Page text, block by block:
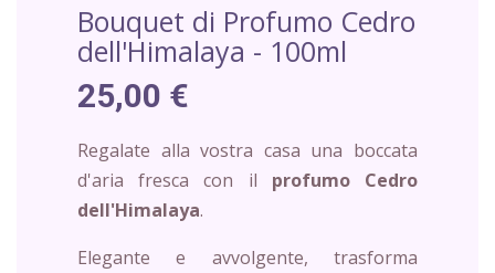
Bouquet di Profumo Cedro
dell'Himalaya - 100ml
25,00 €
Regalate alla vostra casa una boccata
d'aria fresca con il profumo Cedro
dell'Himalaya.
Elegante e avvolgente, trasforma